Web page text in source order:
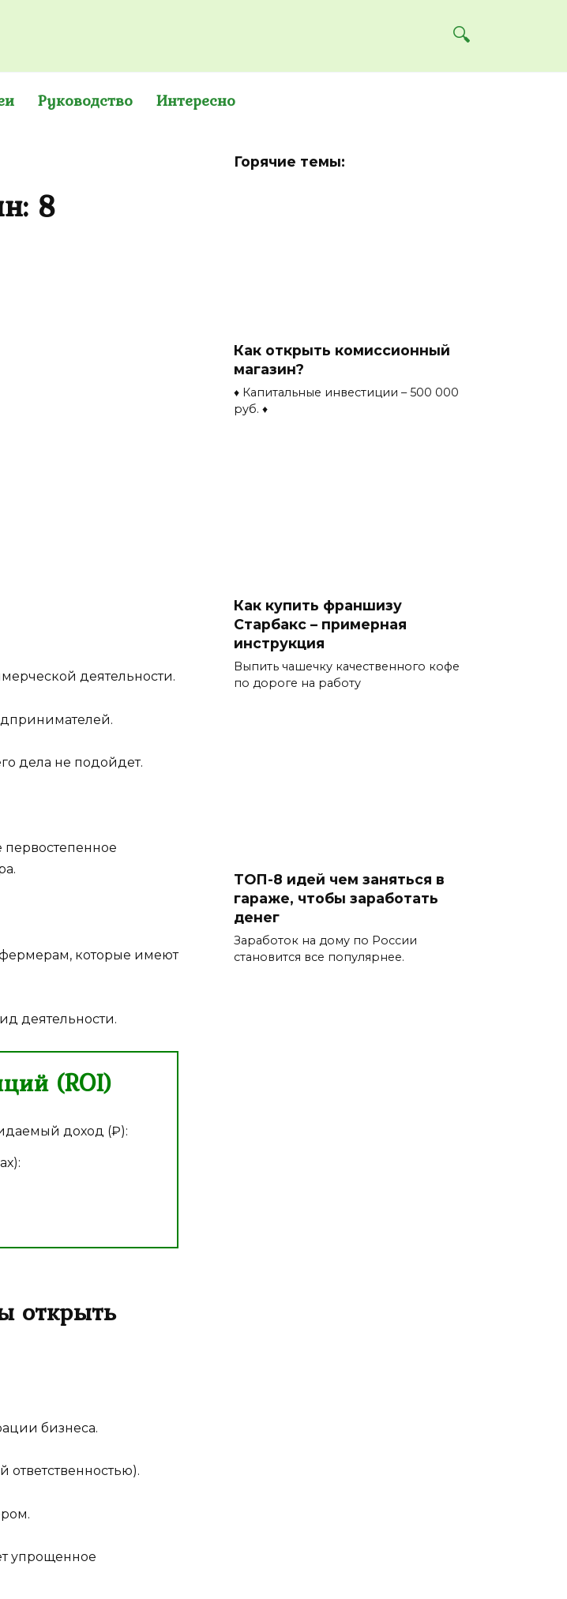
Руководство Интересно
8
деятельности.
дела не подойдет.
которые имеют
деятельности.
(ROI)
доход (₽):
открыть
бизнеса.
упрощенное
Горячие темы:
Как открыть комиссионный
магазин?
♦ Капитальные инвестиции – 500 000
руб. ♦
Как купить франшизу
Старбакс – примерная
инструкция
Выпить чашечку качественного кофе
по дороге на работу
ТОП-8 идей чем заняться в
гараже, чтобы заработать
денег
Заработок на дому по России
становится все популярнее.